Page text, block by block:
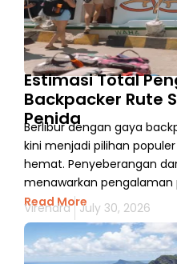
Estimasi Total
Backpacker Rute
Penida
Berlibur dengan gaya
kini menjadi pilihan
hemat. Penyeberangan
menawarkan
Read More
Virendra July 30, 2026